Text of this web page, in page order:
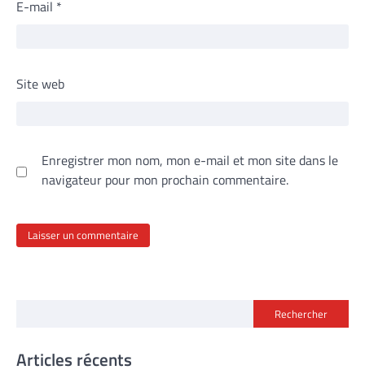
E-mail *
Site web
Enregistrer mon nom, mon e-mail et mon site dans le
navigateur pour mon prochain commentaire.
Rechercher
Articles récents